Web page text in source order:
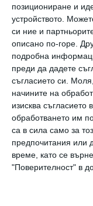
позициониране и
устройството.
си ние и
описано по-горе.
подробна
преди да дадете
съгласието си.
начините на
изисква
обработването им
са в сила само за
предпочитания или
време, като се
"Поверителност" в
Не съм
децата си с